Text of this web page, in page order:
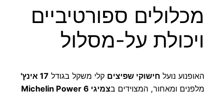
מכלולים ספורטיביים
ויכולת על-מסלול
האופנוע נועל חישוקי שפיצים קלי משקל בגודל 17 אינץ'
מלפנים ומאחור, המצוידים בצמיגי Michelin Power 6